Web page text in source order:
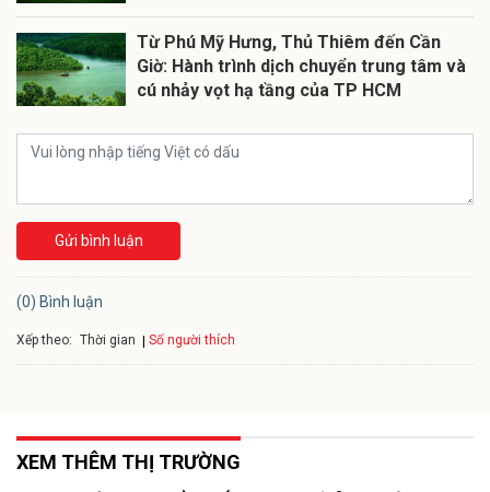
Từ Phú Mỹ Hưng, Thủ Thiêm đến Cần
Giờ: Hành trình dịch chuyển trung tâm và
cú nhảy vọt hạ tầng của TP HCM
Gửi bình luận
(0) Bình luận
Xếp theo: Thời gian Số người thích
XEM THÊM THỊ TRƯỜNG